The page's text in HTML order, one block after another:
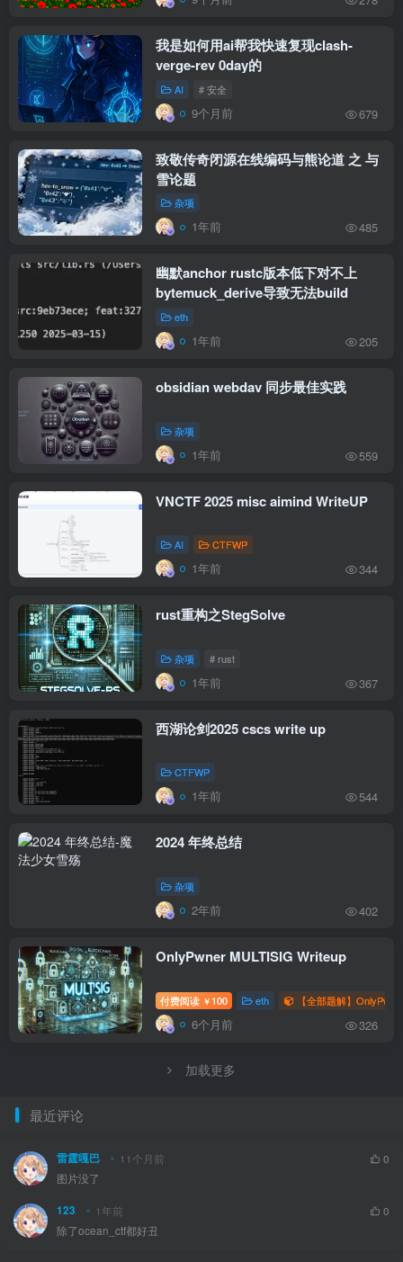
我是如何用ai帮我快速复现clash-
verge-rev 0day的
AI # 安全
9个月前 679
致敬传奇闭源在线编码与熊论道 之 与
雪论题
杂项
1年前 485
幽默anchor rustc版本低下对不上
bytemuck_derive导致无法build
eth
1年前 205
obsidian webdav 同步最佳实践
杂项
1年前 559
VNCTF 2025 misc aimind WriteUP
AI CTFWP
1年前 344
rust重构之StegSolve
杂项 # rust
1年前 367
西湖论剑2025 cscs write up
CTFWP
1年前 544
2024 年终总结
杂项
2年前 402
OnlyPwner MULTISIG Writeup
付费阅读 ￥ 100 eth 【全部题解】
6个月前 326
加载更多
最近评论
雷霆嘎巴 11个月前
0
图片没了
123 1年前
0
除了ocean_ctf都好丑